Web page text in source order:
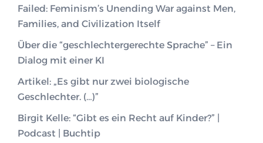
Failed: Feminism’s Unending War against Men,
Families, and Civilization Itself
Über die “geschlechtergerechte Sprache” – Ein
Dialog mit einer KI
Artikel: „Es gibt nur zwei biologische
Geschlechter. (…)”
Birgit Kelle: “Gibt es ein Recht auf Kinder?” |
Podcast | Buchtip